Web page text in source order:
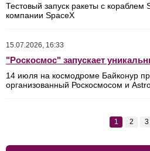
Тестовый запуск ракеты с
компании SpaceX
15.07.2026, 16:33
"Роскосмос" запускает
14 июля на космодроме Байконур
организованный Роскосмосом и
1 2 3